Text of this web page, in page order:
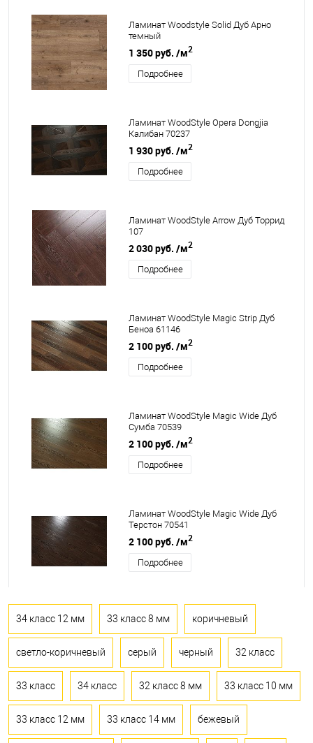
Ламинат Woodstyle Solid Дуб Арно
темный
1 350 руб. /м2
Подробнее
Ламинат WoodStyle Opera Dongjia
Калибан 70237
1 930 руб. /м2
Подробнее
Ламинат WoodStyle Arrow Дуб Торрид
107
2 030 руб. /м2
Подробнее
Ламинат WoodStyle Magic Strip Дуб
Беноа 61146
2 100 руб. /м2
Подробнее
Ламинат WoodStyle Magic Wide Дуб
Сумба 70539
2 100 руб. /м2
Подробнее
Ламинат WoodStyle Magic Wide Дуб
Терстон 70541
2 100 руб. /м2
Подробнее
34 класс 12 мм 33 класс 8 мм коричневый
светло-коричневый серый черный 32 класс
33 класс 34 класс 32 класс 8 мм 33 класс 10 мм
33 класс 12 мм 33 класс 14 мм бежевый